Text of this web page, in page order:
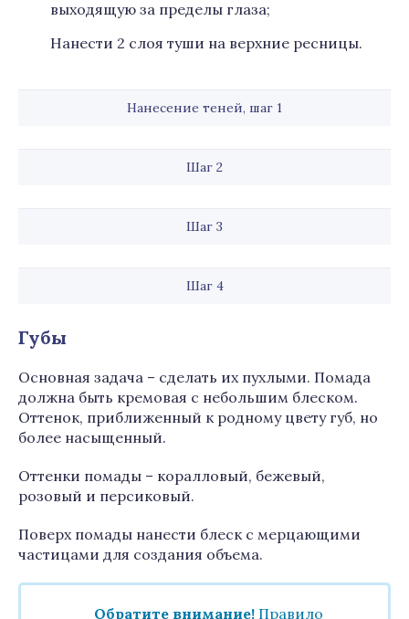
выходящую за пределы глаза;
Нанести 2 слоя туши на верхние ресницы.
Нанесение теней, шаг 1
Шаг 2
Шаг 3
Шаг 4
Губы
Основная задача – сделать их пухлыми. Помада
должна быть кремовая с небольшим блеском.
Оттенок, приближенный к родному цвету губ, но
более насыщенный.
Оттенки помады – коралловый, бежевый,
розовый и персиковый.
Поверх помады нанести блеск с мерцающими
частицами для создания объема.
Обратите внимание! Правило